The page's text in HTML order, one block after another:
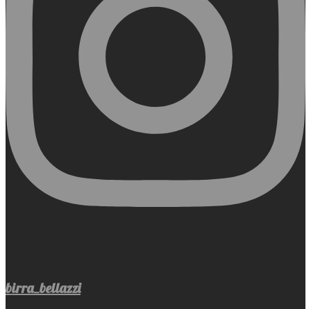
birra_bellazzi